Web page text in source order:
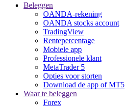
Beleggen
OANDA-rekening
OANDA stocks account
TradingView
Rentepercentage
Mobiele app
Professionele klant
MetaTrader 5
Opties voor storten
Download de app of MT5
Waar te beleggen
Forex